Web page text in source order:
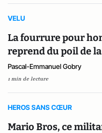
VELU
La fourrure pour
reprend du poil de
Pascal-Emmanuel Gobry
1 min de lecture
HEROS SANS CŒUR
Mario Bros, ce